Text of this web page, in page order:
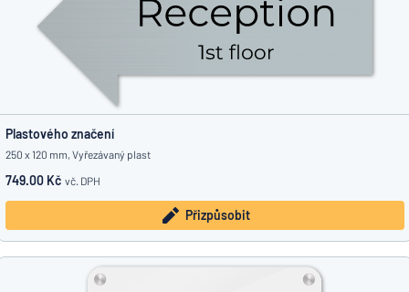
Plastového značení
250 x 120 mm, Vyřezávaný plast
749.00 Kč vč. DPH
Přizpůsobit